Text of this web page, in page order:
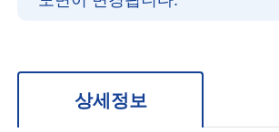
위치 이동: 우측 드래그
상세정보